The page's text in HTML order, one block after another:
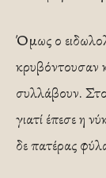
Όμως ο
κρυβόντουσαν
συλλάβουν.
γιατί έπεσε η
δε πατέρας